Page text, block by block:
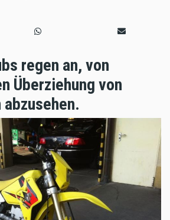
regen an, von
Überziehung von